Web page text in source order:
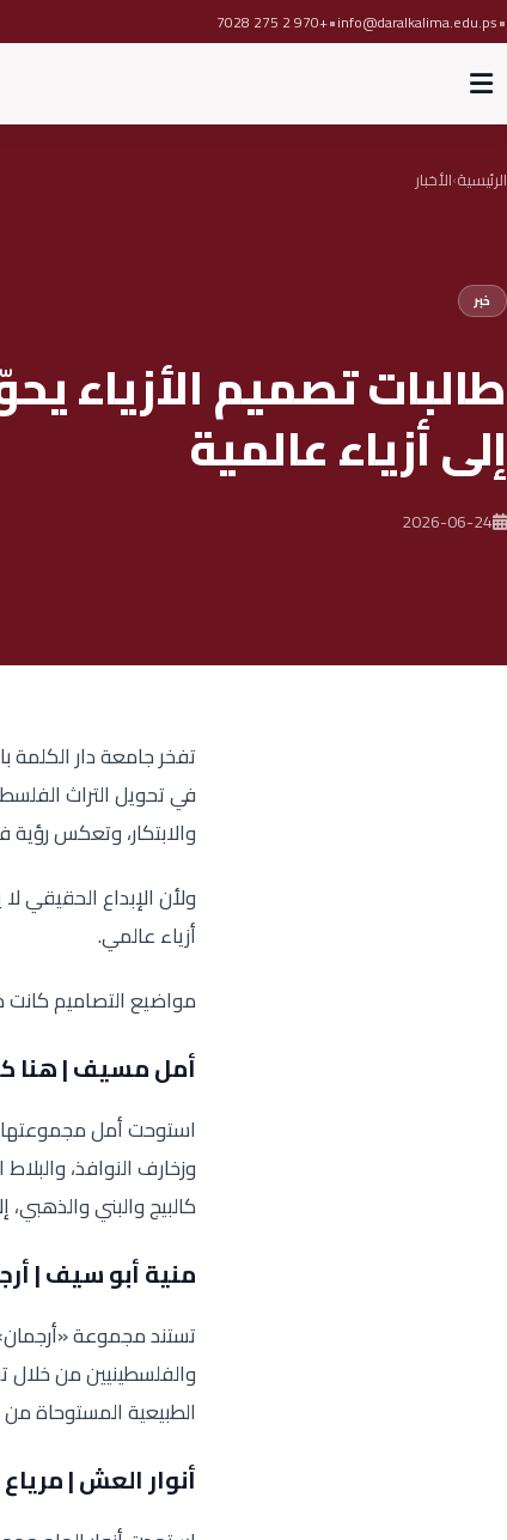
•
info@daralkalima.edu.ps
•
+970 2 275 7028
الرئيسية›الأخبار
خبر
طالبات تصميم الأزياء
إلى أزياء عالمية
2026-06-24
تفخر جامعة دار
في تحويل التراث
والابتكار، وتعكس
ولأن الإبداع
أزياء عالمي.
مواضيع التصاميم كانت
أمل مسيف | هنا
استوحت أمل مجموعتها
وزخارف النوافذ،
كالبيج والبني
منية أبو سيف |
تستند مجموعة «أرجمان»
والفلسطينيين من خلال
الطبيعية المستوحاة
أنوار العش | مرياع